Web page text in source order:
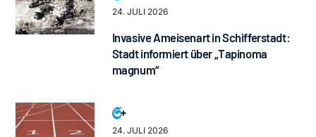
24. JULI 2026
Invasive Ameisenart in Schifferstadt:
Stadt informiert über „Tapinoma
magnum“
24. JULI 2026